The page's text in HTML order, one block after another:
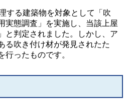
する建築物を対象として「吹
実態調査」を実施し、当該上屋
と判定されました。しかし、ア
る吹き付け材が発見されたた
行ったものです。